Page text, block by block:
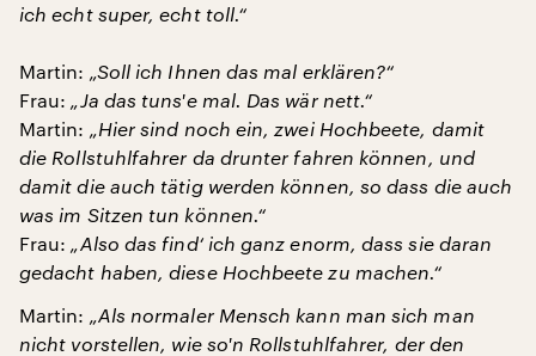
ich echt super, echt toll.“
Martin: „Soll ich Ihnen das mal erklären?“
Frau: „Ja das tuns'e mal. Das wär nett.“
Martin: „Hier sind noch ein, zwei Hochbeete, damit
die Rollstuhlfahrer da drunter fahren können, und
damit die auch tätig werden können, so dass die auch
was im Sitzen tun können.“
Frau: „Also das find‘ ich ganz enorm, dass sie daran
gedacht haben, diese Hochbeete zu machen.“
Martin: „Als normaler Mensch kann man sich man
nicht vorstellen, wie so'n Rollstuhlfahrer, der den